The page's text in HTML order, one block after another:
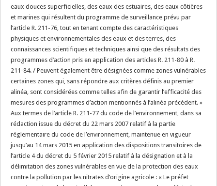
eaux douces superficielles, des eaux des estuaires, des eaux côtières
et marines qui résultent du programme de surveillance prévu par
l’article R. 211-76, tout en tenant compte des caractéristiques
physiques et environnementales des eaux et des terres, des
connaissances scientifiques et techniques ainsi que des résultats des
programmes d’action pris en application des articles R. 211-80 à R.
211-84. / Peuvent également être désignées comme zones vulnérables
certaines zones qui, sans répondre aux critères définis au premier
alinéa, sont considérées comme telles afin de garantir l’efficacité des
mesures des programmes d’action mentionnés à l’alinéa précédent. »
Aux termes de l’article R. 211-77 du code de l’environnement, dans sa
rédaction issue du décret du 22 mars 2007 relatif à la partie
réglementaire du code de l’environnement, maintenue en vigueur
jusqu’au 14 mars 2015 en application des dispositions transitoires de
l’article 4 du décret du 5 février 2015 relatif à la désignation et à la
délimitation des zones vulnérables en vue de la protection des eaux
contre la pollution par les nitrates d’origine agricole : « Le préfet